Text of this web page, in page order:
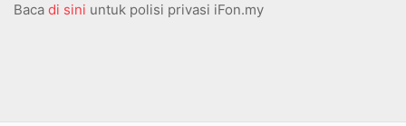
Baca di sini untuk polisi privasi iFon.my